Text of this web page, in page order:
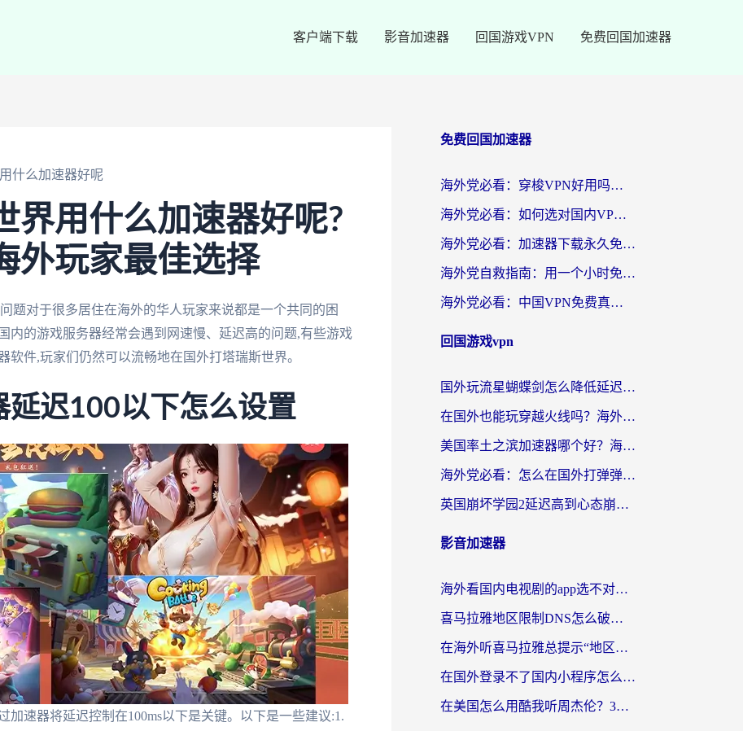
客户端下载 影音加速器 回国游戏VPN 免费回国加速器
什么加速器好呢
界用什么加速器好呢?
外玩家最佳选择
题对于很多居住在海外的华人玩家来说都是一个共同的困
内的游戏服务器经常会遇到网速慢、延迟高的问题,有些游戏
件,玩家们仍然可以流畅地在国外打塔瑞斯世界。
延迟100以下怎么设置
速器将延迟控制在100ms以下是关键。以下是一些建议:1.
免费回国加速器
海外党必看：穿梭VPN好用吗？和云帆VPN对比哪个回国效果更好？附真实测评+避坑指南
海外党必看：如何选对国内VPN，实现无缝访问国内资源？
海外党必看：加速器下载永久免费版真的存在吗？教你无缝访问国内资源的正确姿势
海外党自救指南：用一个小时免费加速器，轻松打破国内资源访问壁垒？
海外党必看：中国VPN免费真的靠谱吗？手把手教你选对回国加速器
回国游戏vpn
国外玩流星蝴蝶剑怎么降低延迟？海外党必看的加速秘籍（含欧洲鸣潮&彩虹岛优化攻略）
在国外也能玩穿越火线吗？海外玩家国服游戏畅玩终极指南
美国率土之滨加速器哪个好？海外党国服游戏畅玩终极指南（附多游戏解决方案）
海外党必看：怎么在国外打弹弹堂不卡？番茄加速器亲测指南
英国崩坏学园2延迟高到心态崩？海外党国服游戏加速终极指南
影音加速器
海外看国内电视剧的app选不对？这份回国加速器避坑指南帮你流畅追剧
喜马拉雅地区限制DNS怎么破？海外党听国内音乐听书的终极解决方案
在海外听喜马拉雅总提示“地区限制”？3步轻松解除+听国内音乐全攻略
在国外登录不了国内小程序怎么办？选对回国加速器，轻松解锁国内资源
在美国怎么用酷我听周杰伦？3步搞定海外听歌难题